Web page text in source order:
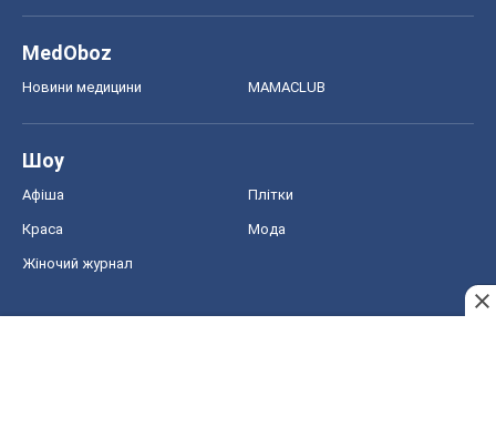
MedOboz
Новини медицини MAMACLUB
Шоу
Афіша Плітки
Краса Мода
Жіночий журнал